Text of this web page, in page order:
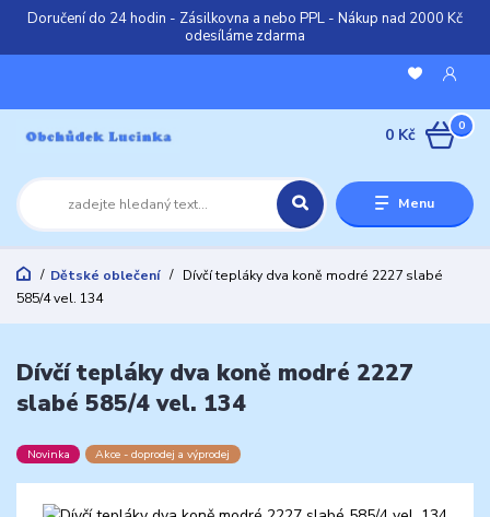
Doručení do 24 hodin - Zásilkovna a nebo PPL - Nákup nad 2000 Kč
odesíláme zdarma
Menu
0
0 Kč
Dětské oblečení
Dívčí tepláky dva koně modré 2227 slabé
585/4 vel. 134
Dívčí tepláky dva koně modré 2227
slabé 585/4 vel. 134
Novinka Akce - doprodej a výprodej